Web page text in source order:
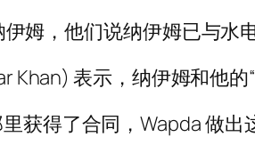
姆，他们说纳伊姆已与水
Khan) 表示，纳伊姆和他
获得了合同，Wapda 做出